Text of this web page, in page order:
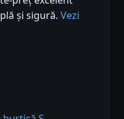
și sigură. Vezi